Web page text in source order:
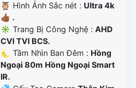
🦉 Hình Ảnh Sắc nét : Ultra 4k
👍🏾 .
✳️ Trang Bị Công Nghệ :AHD
CVI TVI BCS.
🌜 Tầm Nhìn Ban Đêm : Hồng
Ngoại 80m Hồng Ngoại Smart
IR.